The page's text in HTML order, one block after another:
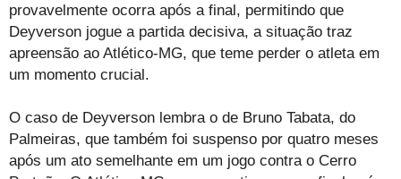
provavelmente ocorra após a final, permitindo que
Deyverson jogue a partida decisiva, a situação traz
apreensão ao Atlético-MG, que teme perder o atleta em
um momento crucial.
O caso de Deyverson lembra o de Bruno Tabata, do
Palmeiras, que também foi suspenso por quatro meses
após um ato semelhante em um jogo contra o Cerro